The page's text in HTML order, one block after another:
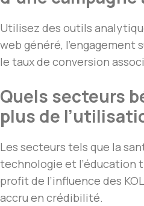
Utilisez des outils
web généré, l’engagement
le taux de conversion
Quels secteurs
plus de
Les secteurs tels que la
technologie et
profit de l’influence des
accru en crédibilité.